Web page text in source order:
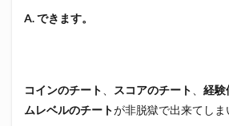
A. できます。
コインのチート スコアのチート 経験
ムレベルのチートが非脱獄で出来てしま